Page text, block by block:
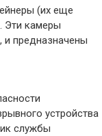
(их еще
Эти камеры
и предназначены
устройства
службы